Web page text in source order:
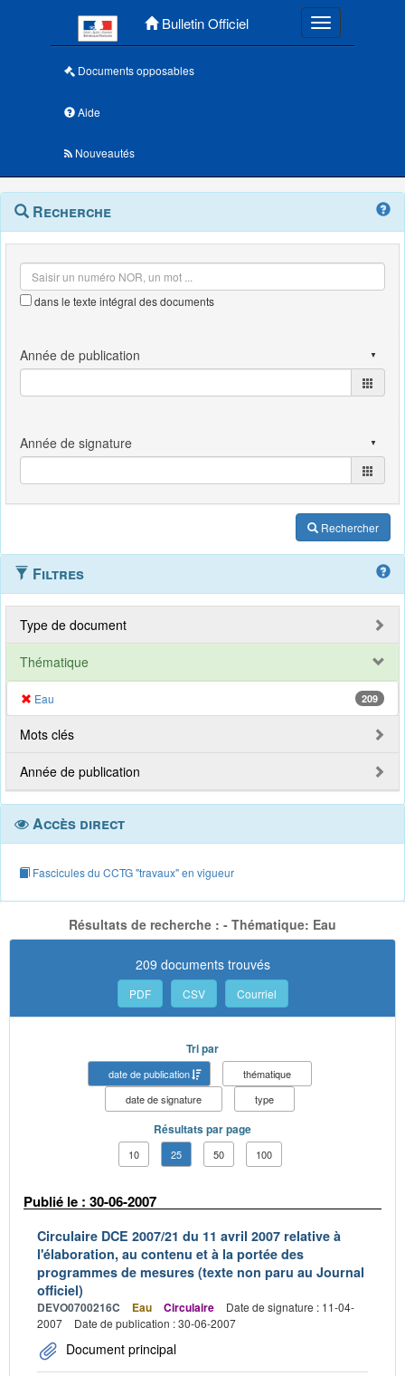
Bulletin Officiel Toggle
Documents opposables
Aide
Nouveautés
Navigation
outils
Menu
contextuel
Recherche
dans le texte intégral des documents
Rechercher
Filtres
Type de document
Thématique
Eau 209
Mots clés
Année de publication
Accès direct
Fascicules du CCTG "travaux" en vigueur
Résultats de recherche : - Thématique: Eau
209 documents trouvés
PDF CSV Courriel
Tri par
date de publication
thématique
date de signature
type
Résultats par page
10 25 50 100
Publié le : 30-06-2007
Circulaire DCE 2007/21 du 11 avril 2007 relative à
l'élaboration, au contenu et à la portée des
programmes de mesures (texte non paru au Journal
officiel)
DEVO0700216C Eau Circulaire
Date de signature : 11-04-
2007
Date de publication : 30-06-2007
Document principal